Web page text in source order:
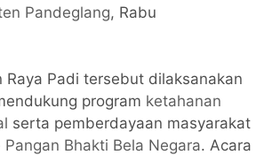
Pandeglang, Rabu
Raya Padi tersebut dilaksanakan
program ketahanan
serta pemberdayaan masyarakat
Pangan Bhakti Bela Negara. Acara